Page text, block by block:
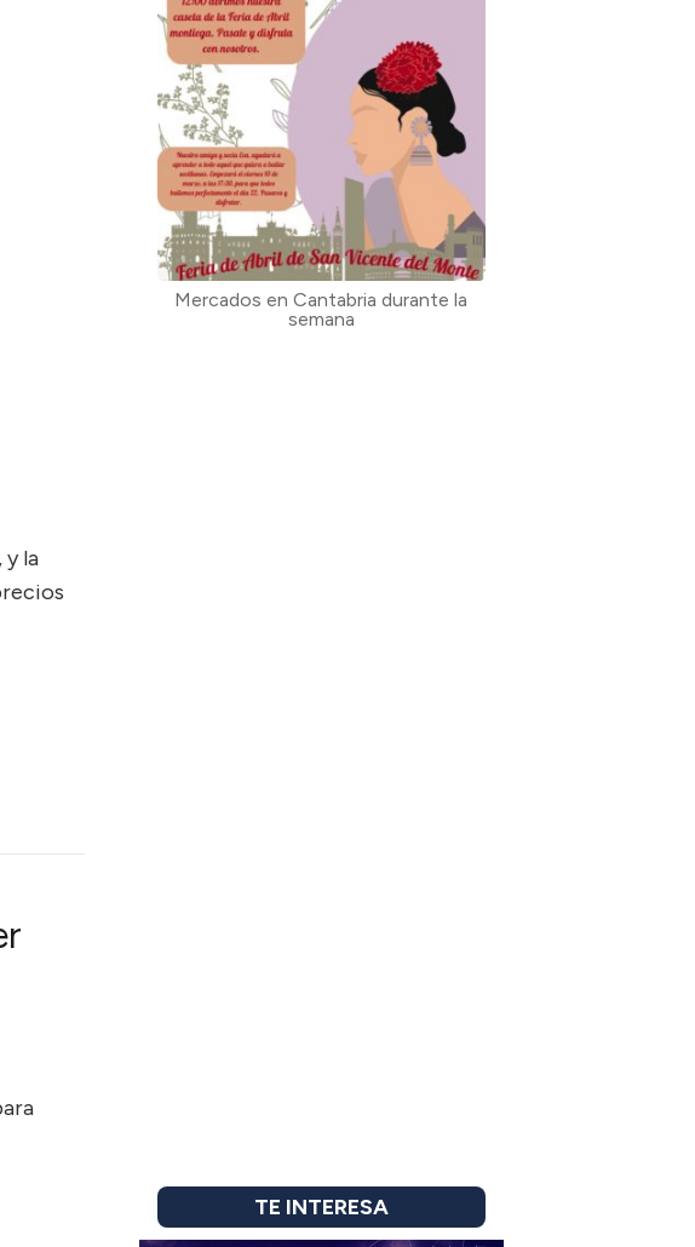
y la
Mercados en Cantabria durante la
semana
TE INTERESA